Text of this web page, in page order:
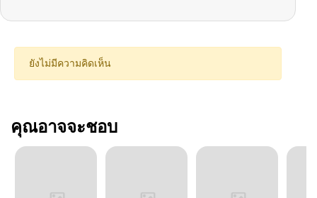
ยังไม่มีความคิดเห็น
คุณอาจจะชอบ